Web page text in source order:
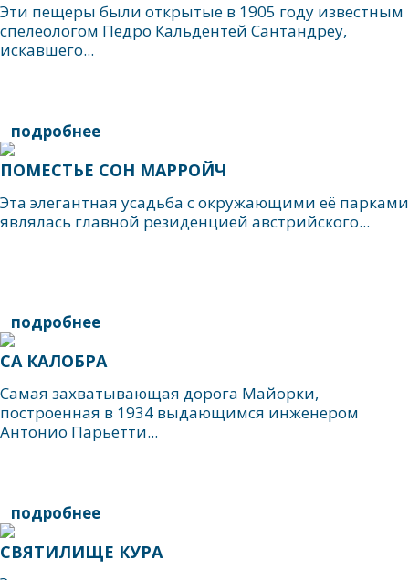
Эти пещеры были открытые в 1905 году известным
спелеологом Педро Кальдентей Сантандреу,
искавшего...
подробнее
ПОМЕСТЬЕ СОН МАРРОЙЧ
Эта элегантная усадьба с окружающими её парками
являлась главной резиденцией австрийского...
подробнее
СА КАЛОБРА
Самая захватывающая дорога Майорки,
построенная в 1934 выдающимся инженером
Антонио Парьетти...
подробнее
СВЯТИЛИЩЕ КУРА